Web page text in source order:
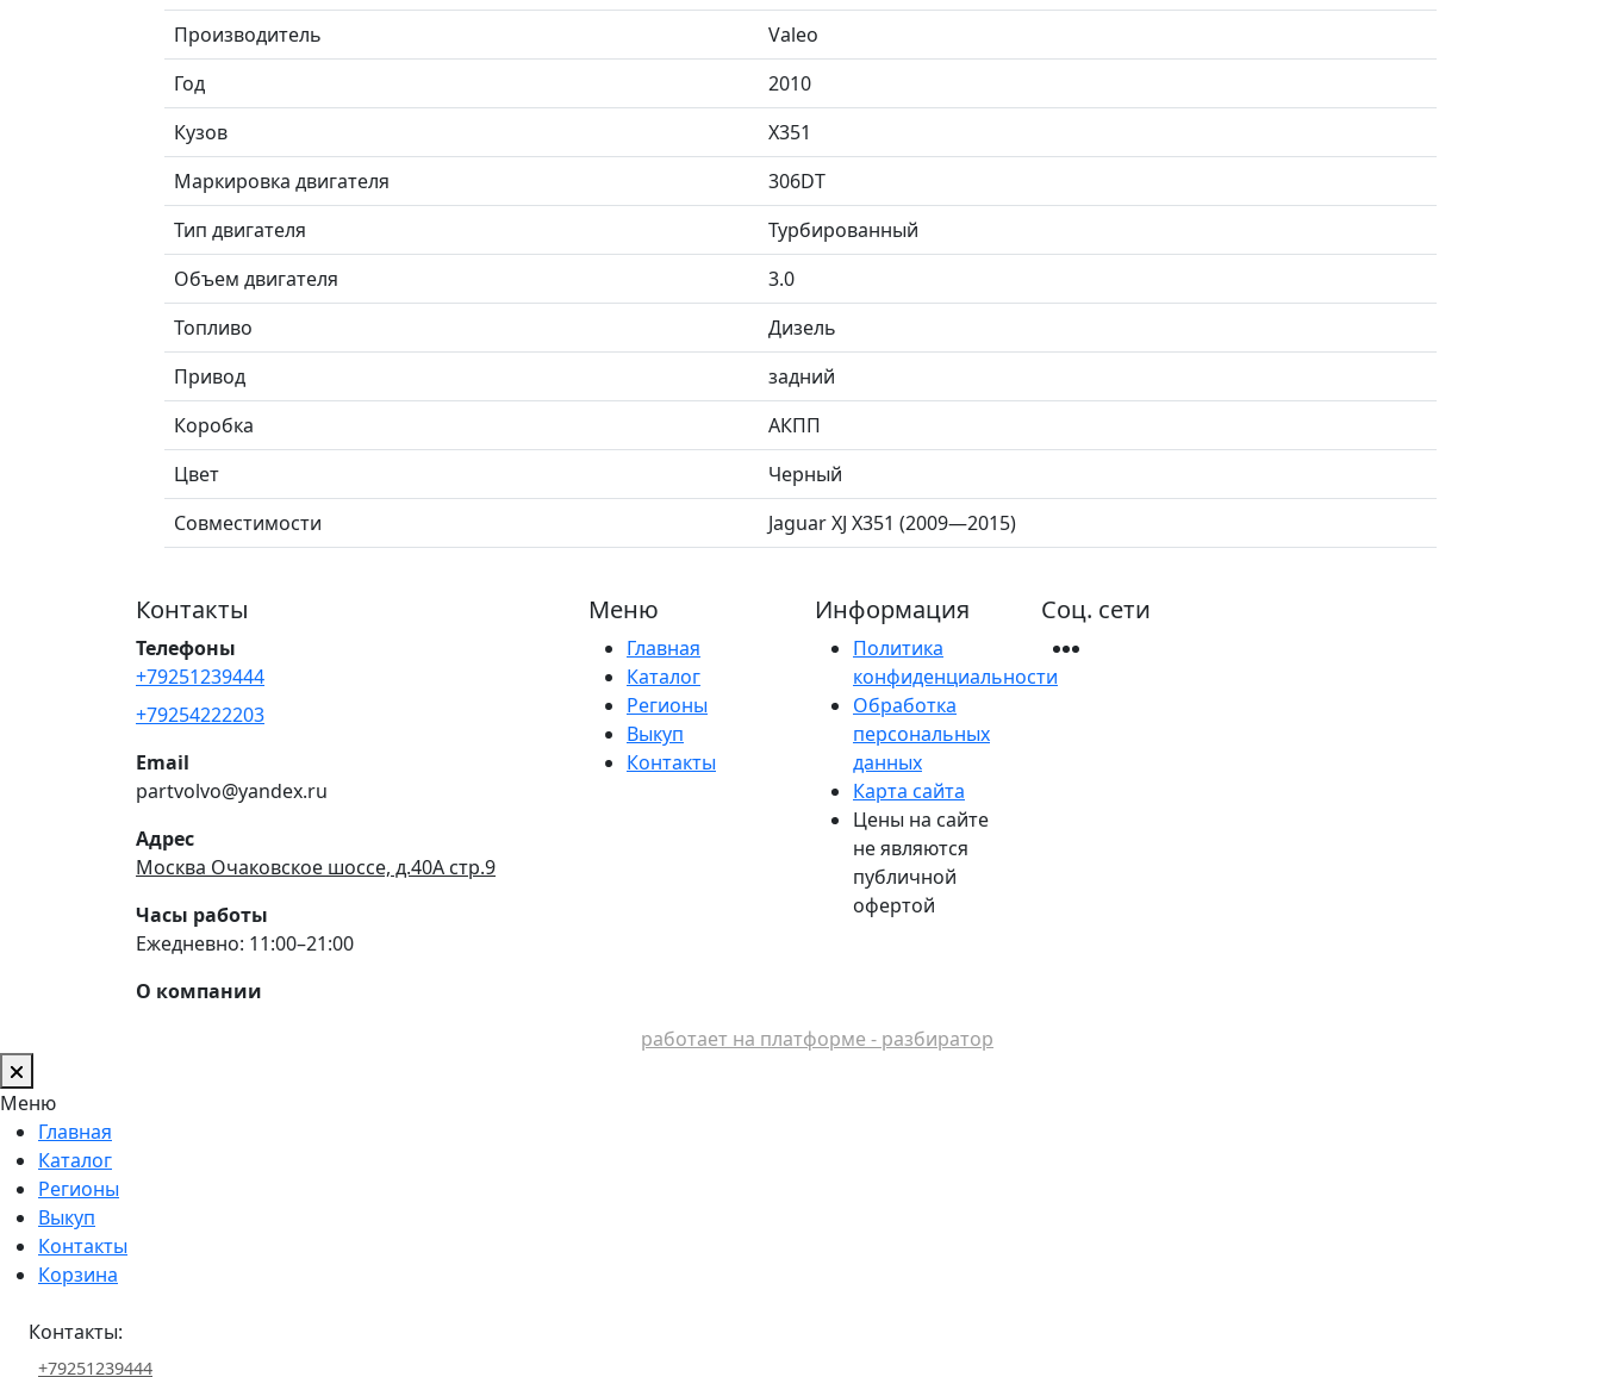
Производитель
Valeo
Год
2010
Кузов
X351
Маркировка двигателя
306DT
Тип двигателя
Турбированный
Объем двигателя
3.0
Топливо
Дизель
Привод
задний
Коробка
АКПП
Цвет
Черный
Совместимости
Jaguar XJ X351 (2009—2015)
Контакты
Телефоны
+79251239444
+79254222203
Email
partvolvo@yandex.ru
Адрес
Москва Очаковское шоссе, д.40А стр.9
Часы работы
Ежедневно: 11:00–21:00
О компании
Меню
Главная
Каталог
Регионы
Выкуп
Контакты
Информация
Политика
конфиденциальности
Обработка
персональных
данных
Карта сайта
Цены на сайте
не являются
публичной
офертой
Соц. сети
работает на платформе - разбиратор
Меню
Главная
Каталог
Регионы
Выкуп
Контакты
Корзина
Контакты:
+79251239444